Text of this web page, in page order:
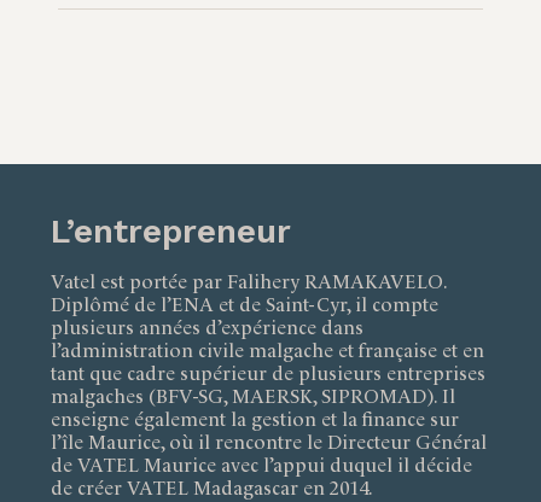
L’entrepreneur
Vatel est portée par Falihery RAMAKAVELO.
Diplômé de l’ENA et de Saint-Cyr, il compte
plusieurs années d’expérience dans
l’administration civile malgache et française et en
tant que cadre supérieur de plusieurs entreprises
malgaches (BFV-SG, MAERSK, SIPROMAD). Il
enseigne également la gestion et la finance sur
l’île Maurice, où il rencontre le Directeur Général
de VATEL Maurice avec l’appui duquel il décide
de créer VATEL Madagascar en 2014.